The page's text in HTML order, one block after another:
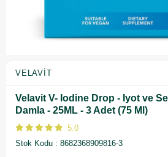
VELAVIT
Velavit V- Iodine Drop - Iyot ve
Damla - 25ML - 3 Adet (75 Ml)
5.0
Stok Kodu
8682368909816-3